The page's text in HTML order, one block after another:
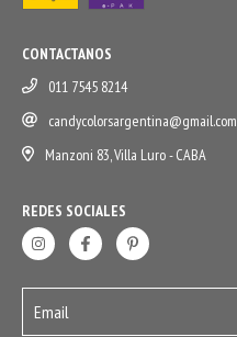
CONTACTANOS
011 7545 8214
candycolorsargentina@gmail.com
Manzoni 83, Villa Luro - CABA
REDES SOCIALES